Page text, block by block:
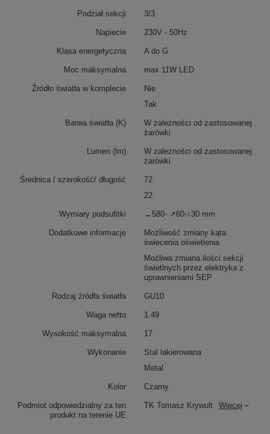
Podmiot odpowiedzialny za ten
produkt na terenie UE
TK Tomasz Krywult Więcej
Podział sekcji 3/3
Napiecie 230V - 50Hz
Klasa energetyczna A do G
Moc maksymalna max 11W LED
Źródło światła w komplecie
Nie
Tak
Barwa światła (K)
W zależności od zastosowanej
żarówki
Lumen (lm)
W zależności od zastosowanej
żarówki
Średnica / szerokość/ długość
72
22
Wymiary podsufitki ↔580- ↗60-↕30 mm
Dodatkowe informacje
Możliwość zmiany kąta
świecenia oświetlenia
Możliwa zmiana ilości sekcji
świetlnych przez elektryka z
uprawnieniami SEP
Rodzaj źródła światła GU10
Waga netto 1.49
Wysokość maksymalna 17
Wykonanie
Stal lakierowana
Metal
Kolor Czarny